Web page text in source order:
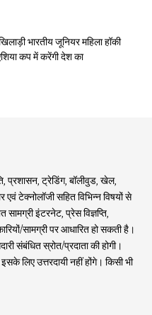
भारतीय जूनियर महिला हॉकी
कप में करेंगी देश का
प्रशासन, ट्रेडिंग, बॉलीवुड, खेल,
टेक्नोलॉजी सहित विभिन्न विषयों से
इंटरनेट, प्रेस विज्ञप्ति,
सामग्री पर आधारित हो सकती है।
संबंधित स्रोत/प्रदाता की होगी।
लिए उत्तरदायी नहीं होंगे। किसी भी